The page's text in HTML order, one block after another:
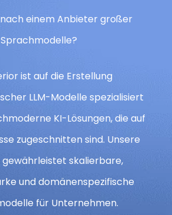
nach einem Anbieter großer
Sprachmodelle?
ist auf die Erstellung
LLM-Modelle spezialisiert
KI-Lösungen, die auf
zugeschnitten sind. Unsere
gewährleistet skalierbare,
und domänenspezifische
für Unternehmen.